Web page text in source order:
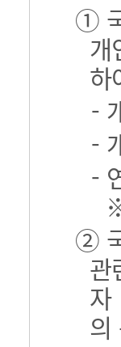
①
개
하
-
-
-
②
관
자
의